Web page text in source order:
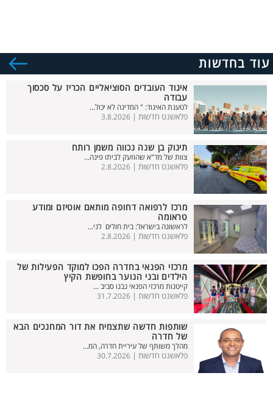
עוד בחדשות
איגוד העובדים הסוציאליים הכריז על סכסוך
עבודה
לטענת האיגוד: " המדינה לא יכול...
פלאשנט חדשות | 3.8.2026
תינוק בן שנה נכווה משמן רותח
צוות של מד"א שהוזעק לביתו פינה...
פלאשנט חדשות | 2.8.2026
מרכז לרפואה דחופה מותאם אוטיזם ומודע
טראומה
לראשונה בישראל: בית חולים לני...
פלאשנט חדשות | 2.8.2026
מרכזי הפנאי בחדרה הפכו למוקד הפעילות של
הילדים ובני הנוער בחופשת הקיץ
קייטנות מרכזי הפנאי נבנו סביב ...
פלאשנט חדשות | 31.7.2026
שותפות חדשה שתצמיח את דור המחנכים הבא
של חדרה
מהלך משותף של עיריית חדרה, המ...
פלאשנט חדשות | 30.7.2026